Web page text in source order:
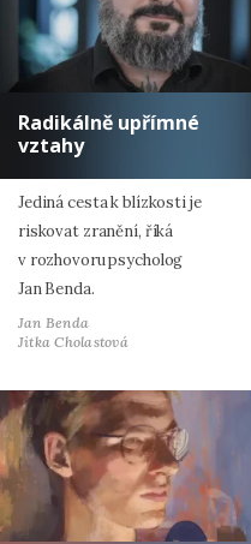
Radikálně upřímné
vztahy
Jediná cesta k blízkosti je
riskovat zranění, říká
v rozhovoru psycholog
Jan Benda.
Jan Benda
Jitka Cholastová